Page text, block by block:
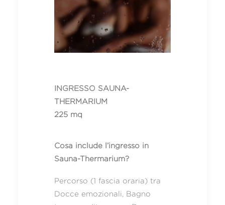
INGRESSO SAUNA-
THERMARIUM
225 mq
Cosa include l’ingresso in
Sauna-Thermarium?
Percorso (1 fascia oraria) tra
Docce emozionali, Bagno